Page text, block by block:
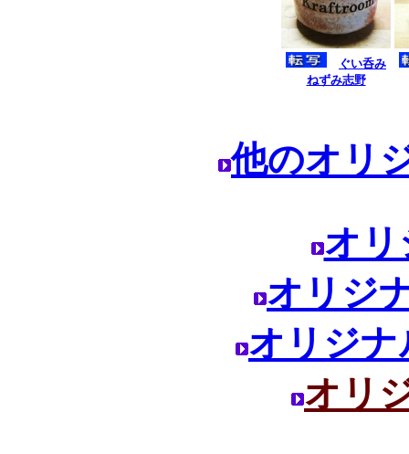
ぐい呑み
ねずみ志野
他のオリ
オリ
オリジ
オリジ
オリ